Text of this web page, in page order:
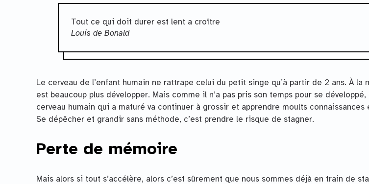
Tout ce qui doit durer est lent a croître
Louis de Bonald
Le cerveau de l’enfant humain ne rattrape celui du petit singe qu’à partir de 2 ans. À la
est beaucoup plus développer. Mais comme il n’a pas pris son temps pour se
cerveau humain qui a maturé va continuer à grossir et apprendre moults connaissances
Se dépêcher et grandir sans méthode, c’est prendre le risque de stagner.
Perte de mémoire
Mais alors si tout s’accélère, alors c’est sûrement que nous sommes déjà en train de